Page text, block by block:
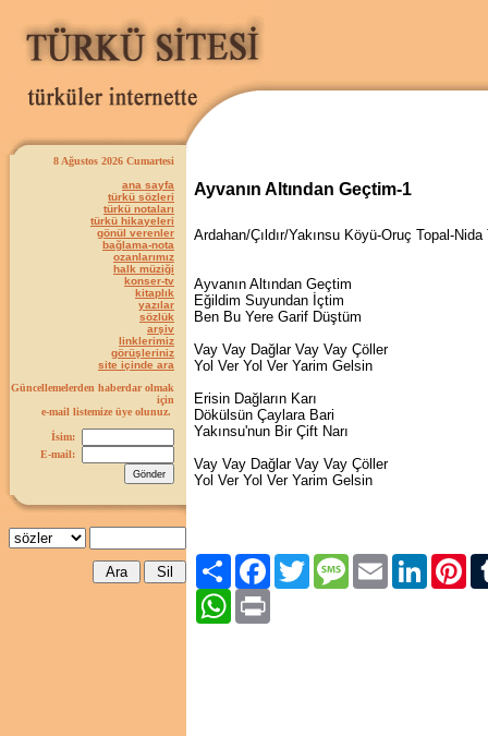
8 Ağustos 2026 Cumartesi
ana sayfa
türkü sözleri
türkü notaları
türkü hikayeleri
gönül verenler
bağlama-nota
ozanlarımız
halk müziği
konser-tv
kitaplık
yazılar
sözlük
arşiv
linklerimiz
görüşleriniz
site içinde ara
Güncellemelerden haberdar olmak
için
e-mail listemize üye olunuz.
İsim:
E-mail:
Ayvanın Altından Geçtim-1
Ardahan/Çıldır/Yakınsu Köyü-Oruç Topal-
Ayvanın Altından Geçtim
Eğildim Suyundan İçtim
Ben Bu Yere Garif Düştüm
Vay Vay Dağlar Vay Vay Çöller
Yol Ver Yol Ver Yarim Gelsin
Erisin Dağların Karı
Dökülsün Çaylara Bari
Yakınsu'nun Bir Çift Narı
Vay Vay Dağlar Vay Vay Çöller
Yol Ver Yol Ver Yarim Gelsin
Paylaş FacebookTwitter Message Email LinkedIn
WhatsApp